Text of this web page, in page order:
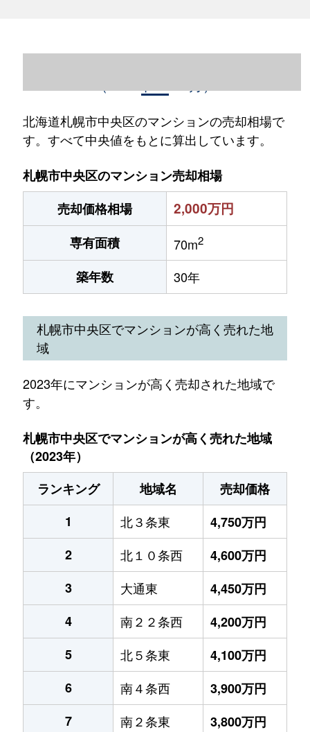
北海道札幌市中央区のマンションの売却相場で
す。すべて中央値をもとに算出しています。
札幌市中央区のマンション売却相場
売却価格相場
2,000万円
専有面積 70m2
築年数 30年
札幌市中央区でマンションが高く売れた地
域
2023年にマンションが高く売却された地域で
す。
札幌市中央区でマンションが高く売れた地域
（2023年）
ランキング
地域名
売却価格
1
北３条東
4,750万円
2
北１０条西
4,600万円
3
大通東
4,450万円
4
南２２条西
4,200万円
5
北５条東
4,100万円
6
南４条西
3,900万円
7
南２条東 3,800万円